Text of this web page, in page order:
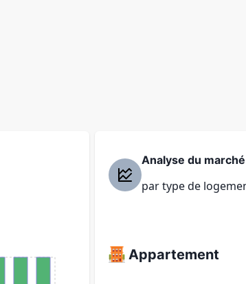
Analyse du marché
par type de
Appartement